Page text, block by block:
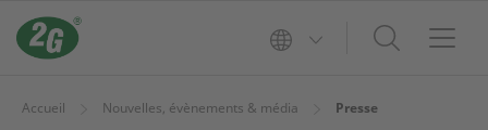
Accueil Nouvelles, évènements & média Presse